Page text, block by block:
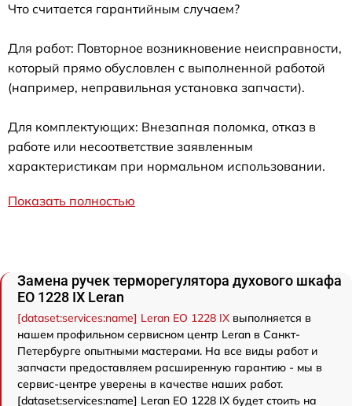
Что считается гарантийным случаем?
Для работ: Повторное возникновение неисправности,
который прямо обусловлен с выполненной работой
(например, неправильная установка запчасти).
Для комплектующих: Внезапная поломка, отказ в
работе или несоответствие заявленным
характеристикам при нормальном использовании.
Показать полностью
Замена ручек терморегулятора духового шкафа
EO 1228 IX Leran
[dataset:services:name] Leran EO 1228 IX выполняется в
нашем профильном сервисном центр Leran в Санкт-
Петербурге опытными мастерами. На все виды работ и
запчасти предоставляем расширенную гарантию - мы в
сервис-центре уверены в качестве наших работ.
[dataset:services:name] Leran EO 1228 IX будет стоить на